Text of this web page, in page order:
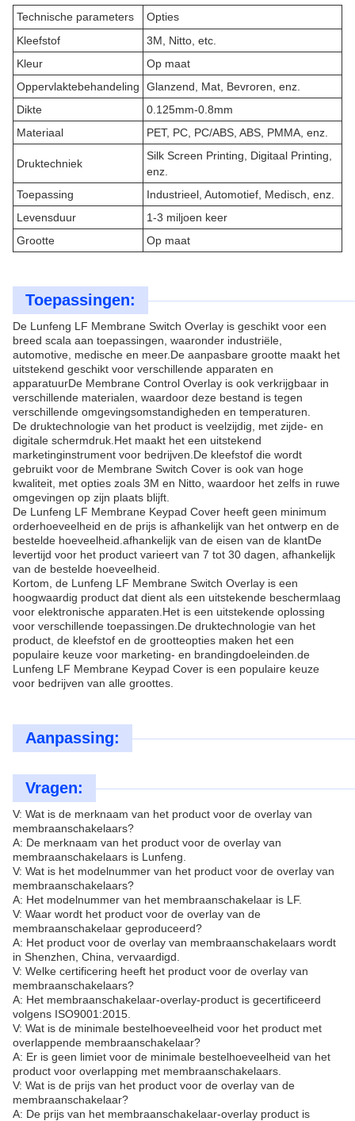
Technische parameters
Opties
Kleefstof
3M, Nitto, etc.
Kleur
Op maat
Oppervlaktebehandeling
Glanzend, Mat, Bevroren, enz.
Dikte
0.125mm-0.8mm
Materiaal
PET, PC, PC/ABS, ABS, PMMA, enz.
Druktechniek
Silk Screen Printing, Digitaal Printing,
enz.
Toepassing
Industrieel, Automotief, Medisch, enz.
Levensduur
1-3 miljoen keer
Grootte
Op maat
Toepassingen:
De Lunfeng LF Membrane Switch Overlay is geschikt voor een
breed scala aan toepassingen, waaronder industriële,
automotive, medische en meer.De aanpasbare grootte maakt het
uitstekend geschikt voor verschillende apparaten en
apparatuurDe Membrane Control Overlay is ook verkrijgbaar in
verschillende materialen, waardoor deze bestand is tegen
verschillende omgevingsomstandigheden en temperaturen.
De druktechnologie van het product is veelzijdig, met zijde- en
digitale schermdruk.Het maakt het een uitstekend
marketinginstrument voor bedrijven.De kleefstof die wordt
gebruikt voor de Membrane Switch Cover is ook van hoge
kwaliteit, met opties zoals 3M en Nitto, waardoor het zelfs in ruwe
omgevingen op zijn plaats blijft.
De Lunfeng LF Membrane Keypad Cover heeft geen minimum
orderhoeveelheid en de prijs is afhankelijk van het ontwerp en de
bestelde hoeveelheid.afhankelijk van de eisen van de klantDe
levertijd voor het product varieert van 7 tot 30 dagen, afhankelijk
van de bestelde hoeveelheid.
Kortom, de Lunfeng LF Membrane Switch Overlay is een
hoogwaardig product dat dient als een uitstekende beschermlaag
voor elektronische apparaten.Het is een uitstekende oplossing
voor verschillende toepassingen.De druktechnologie van het
product, de kleefstof en de grootteopties maken het een
populaire keuze voor marketing- en brandingdoeleinden.de
Lunfeng LF Membrane Keypad Cover is een populaire keuze
voor bedrijven van alle groottes.
Aanpassing:
Vragen:
V: Wat is de merknaam van het product voor de overlay van
membraanschakelaars?
A: De merknaam van het product voor de overlay van
membraanschakelaars is Lunfeng.
V: Wat is het modelnummer van het product voor de overlay van
membraanschakelaars?
A: Het modelnummer van het membraanschakelaar is LF.
V: Waar wordt het product voor de overlay van de
membraanschakelaar geproduceerd?
A: Het product voor de overlay van membraanschakelaars wordt
in Shenzhen, China, vervaardigd.
V: Welke certificering heeft het product voor de overlay van
membraanschakelaars?
A: Het membraanschakelaar-overlay-product is gecertificeerd
volgens ISO9001:2015.
V: Wat is de minimale bestelhoeveelheid voor het product met
overlappende membraanschakelaar?
A: Er is geen limiet voor de minimale bestelhoeveelheid van het
product voor overlapping met membraanschakelaars.
V: Wat is de prijs van het product voor de overlay van de
membraanschakelaar?
A: De prijs van het membraanschakelaar-overlay product is